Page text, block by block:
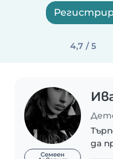
4,7 / 5
Семеен
да